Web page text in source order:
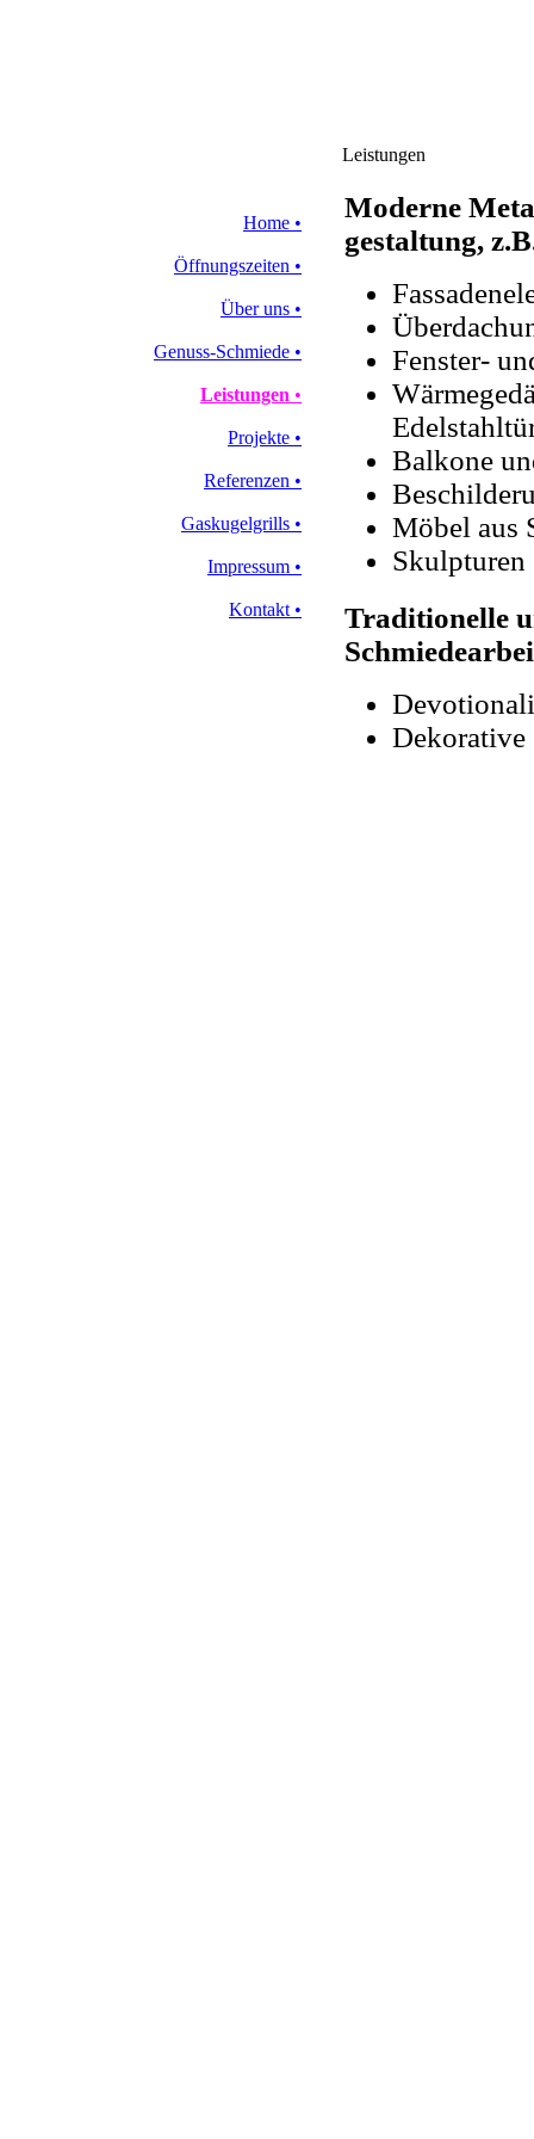
Home •
Öffnungszeiten •
Über uns •
Genuss-Schmiede •
Leistungen •
Projekte •
Referenzen •
Gaskugelgrills •
Impressum •
Kontakt •
Leistungen
Moderne
gestaltung,
Fenster-
Balkone
Möbel aus
Skulpturen
Traditionelle
Dekorative